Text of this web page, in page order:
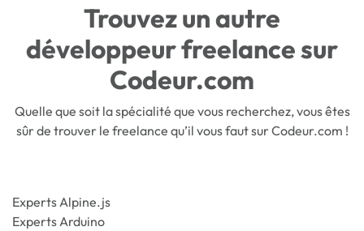
Trouvez un autre
développeur freelance sur
Codeur.com
Quelle que soit la spécialité que vous recherchez, vous êtes
sûr de trouver le freelance qu’il vous faut sur Codeur.com !
Experts Alpine.js
Experts Arduino